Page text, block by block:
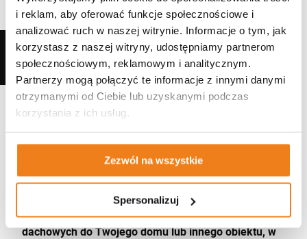
i reklam, aby oferować funkcje społecznościowe i
analizować ruch w naszej witrynie. Informacje o tym, jak
korzystasz z naszej witryny, udostępniamy partnerom
społecznościowym, reklamowym i analitycznym.
Partnerzy mogą połączyć te informacje z innymi danymi
otrzymanymi od Ciebie lub uzyskanymi podczas
korzystania z ich usług.
Zezwól na wszystkie
Spersonalizuj
Zestaw RoofLITE+ FRF B600 100x100 z
modułem szklanym FGT B200 – okno do
dachów płaskich
2 999,00 zł
szt.
DO KOSZYKA
Okno Dachowe plastikowe RoofLITE+ TRIO
PVC - rozmiar 78 cm x 118 cm - pakiet 3-
szybowy - współczynnik Uw 1,1 W/m2K
1 500,00 zł
szt.
DO KOSZYKA
TRIO PVC- rozmiar 78 x 98
cm + kołnierz do pokryć
płaskich LSX - pakiet 3-
szybowy
1 780,00 zł
zestaw
okno +
kołnierz
DO KOSZYKA
Okna dachowe
Zastanawiasz się nad wyborem idealnych okien
dachowych do Twojego domu lub innego obiektu, w